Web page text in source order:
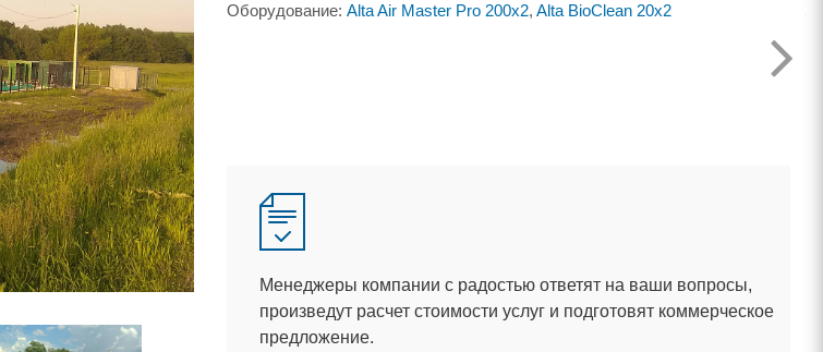
Оборудование: Alta Air Master Pro 200x2, Alta BioClean 20x2
Менеджеры компании с радостью ответят на ваши вопросы,
произведут расчет стоимости услуг и подготовят коммерческое
предложение.